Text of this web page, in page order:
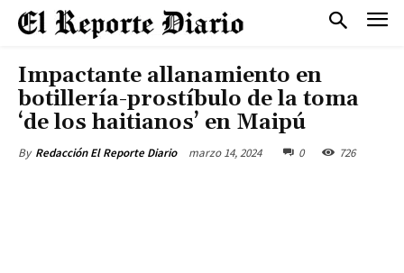
Impactante allanamiento en
botillería-prostíbulo de la toma
‘de los haitianos’ en Maipú
By Redacción El Reporte Diario marzo 14, 2024 0 726